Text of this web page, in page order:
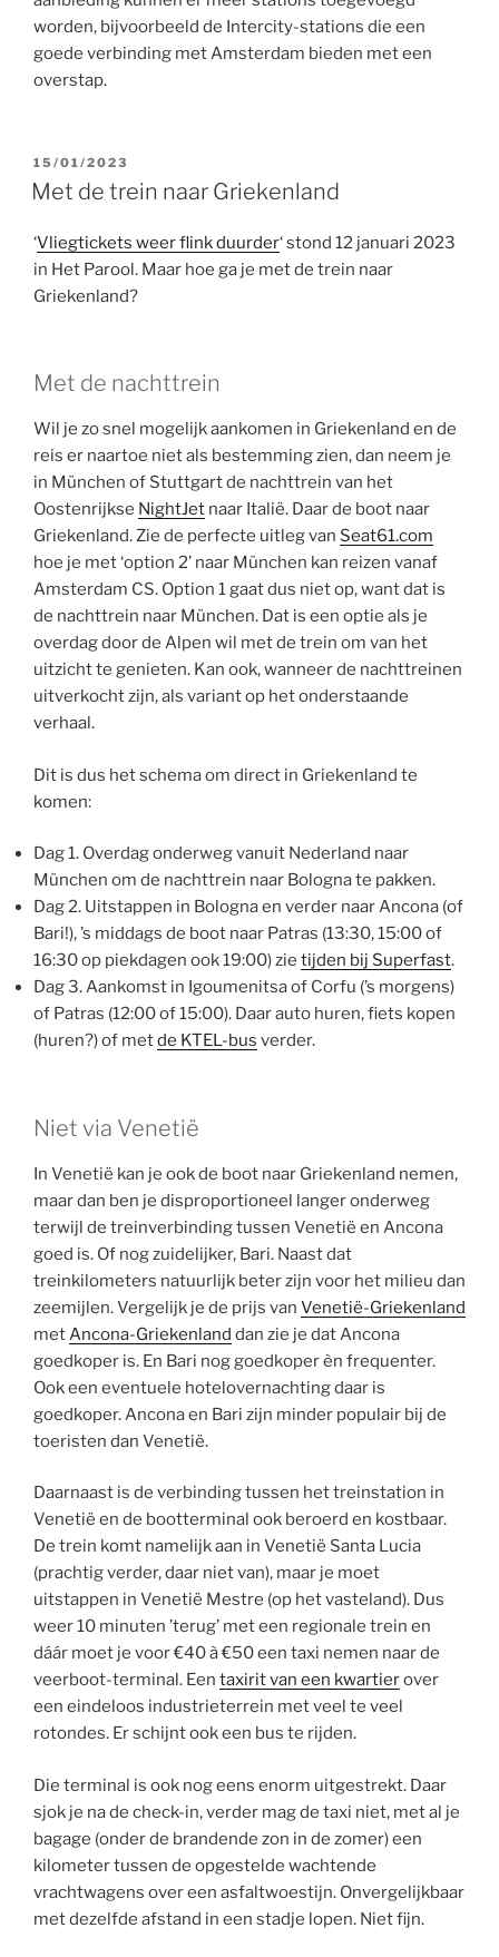
worden, bijvoorbeeld de Intercity-stations die een
goede verbinding met Amsterdam bieden met een
overstap.
GEPLAATST
OP
15/01/2023
Met de trein naar Griekenland
‘Vliegtickets weer flink duurder‘ stond 12 januari 2023
in Het Parool. Maar hoe ga je met de trein naar
Griekenland?
Met de nachttrein
Wil je zo snel mogelijk aankomen in Griekenland en de
reis er naartoe niet als bestemming zien, dan neem je
in München of Stuttgart de nachttrein van het
Oostenrijkse NightJet naar Italië. Daar de boot naar
Griekenland. Zie de perfecte uitleg van Seat61.com
hoe je met ‘option 2’ naar München kan reizen vanaf
Amsterdam CS. Option 1 gaat dus niet op, want dat is
de nachttrein naar München. Dat is een optie als je
overdag door de Alpen wil met de trein om van het
uitzicht te genieten. Kan ook, wanneer de nachttreinen
uitverkocht zijn, als variant op het onderstaande
verhaal.
Dit is dus het schema om direct in Griekenland te
komen:
Dag 1. Overdag onderweg vanuit Nederland naar
München om de nachttrein naar Bologna te pakken.
Dag 2. Uitstappen in Bologna en verder naar Ancona (of
Bari!), ’s middags de boot naar Patras (13:30, 15:00 of
16:30 op piekdagen ook 19:00) zie tijden bij Superfast.
Dag 3. Aankomst in Igoumenitsa of Corfu (’s morgens)
of Patras (12:00 of 15:00). Daar auto huren, fiets kopen
(huren?) of metde KTEL-bus verder.
Niet via Venetië
In Venetië kan je ook de boot naar Griekenland nemen,
maar dan ben je disproportioneel langer onderweg
terwijl de treinverbinding tussen Venetië en Ancona
goed is. Of nog zuidelijker, Bari. Naast dat
treinkilometers natuurlijk beter zijn voor het milieu dan
zeemijlen. Vergelijk je de prijs van Venetië-Griekenland
metAncona-Griekenland dan zie je dat Ancona
goedkoper is. En Bari nog goedkoper èn frequenter.
Ook een eventuele hotelovernachting daar is
goedkoper. Ancona en Bari zijn minder populair bij de
toeristen dan Venetië.
Daarnaast is de verbinding tussen het treinstation in
Venetië en de bootterminal ook beroerd en kostbaar.
De trein komt namelijk aan in Venetië Santa Lucia
(prachtig verder, daar niet van), maar je moet
uitstappen in Venetië Mestre (op het vasteland). Dus
weer 10 minuten ’terug’ met een regionale trein en
dáár moet je voor €40 à €50 een taxi nemen naar de
veerboot-terminal. Een taxirit van een kwartierover
een eindeloos industrieterrein met veel te veel
rotondes. Er schijnt ook een bus te rijden.
Die terminal is ook nog eens enorm uitgestrekt. Daar
sjok je na de check-in, verder mag de taxi niet, met al je
bagage (onder de brandende zon in de zomer) een
kilometer tussen de opgestelde wachtende
vrachtwagens over een asfaltwoestijn. Onvergelijkbaar
met dezelfde afstand in een stadje lopen. Niet fijn.